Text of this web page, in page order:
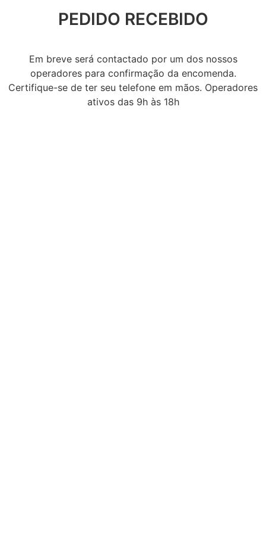
PEDIDO RECEBIDO
Em breve será contactado por um dos nossos
operadores para confirmação da encomenda.
Certifique-se de ter seu telefone em mãos. Operadores
ativos das 9h às 18h